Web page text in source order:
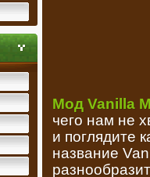
Мод Vanilla
чего нам не
и поглядите
название